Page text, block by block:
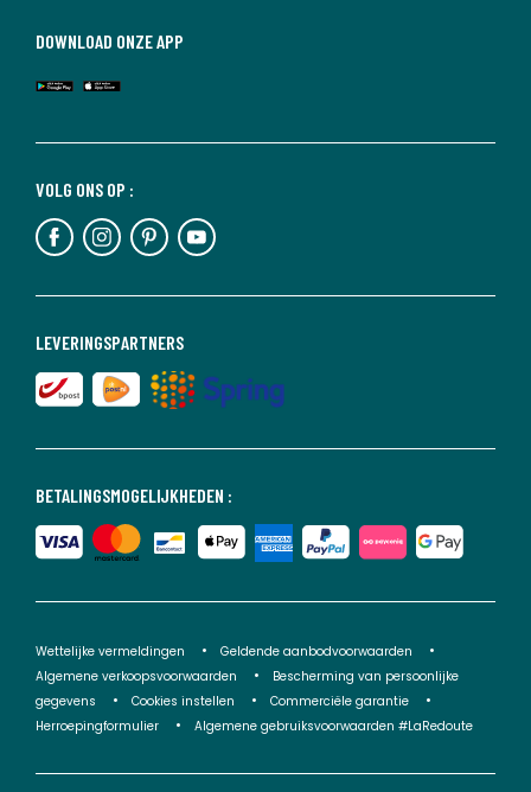
BETALINGSMOGELIJKHEDEN :
LEVERINGSPARTNERS
VOLG ONS OP :
DOWNLOAD ONZE APP
Wettelijke vermeldingen
Geldende aanbodvoorwaarden
Algemene verkoopsvoorwaarden
Bescherming van persoonlijke
gegevens
Cookies instellen
Commerciële garantie
Herroepingformulier
Algemene gebruiksvoorwaarden #LaRedoute